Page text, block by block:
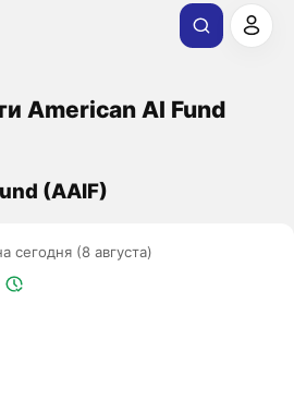
American AI Fund
(AAIF)
сегодня (8 августа)